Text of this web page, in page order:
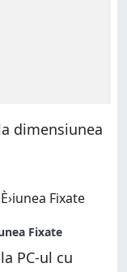
dimensiunea
PC-ul cu